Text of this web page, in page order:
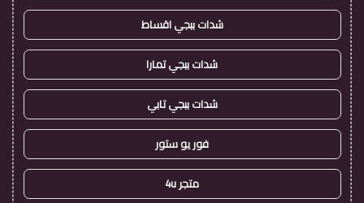
شدات ببجي اقساط
شدات ببجي تمارا
شدات ببجي تابي
فور يو ستور
متجر 4u